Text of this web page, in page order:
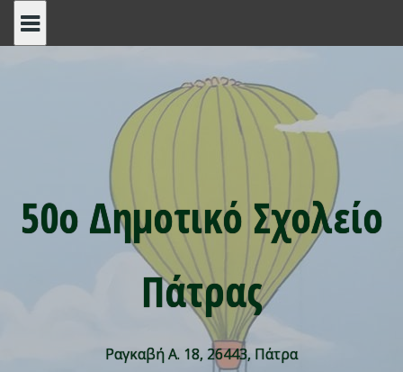
50ο Δημοτικό Σχολείο
Πάτρας
Ραγκαβή Α. 18, 26443, Πάτρα